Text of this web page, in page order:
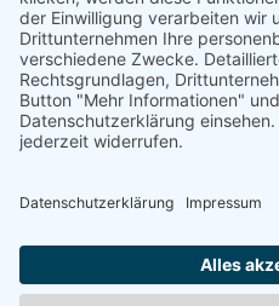
AGB
Datenschutz